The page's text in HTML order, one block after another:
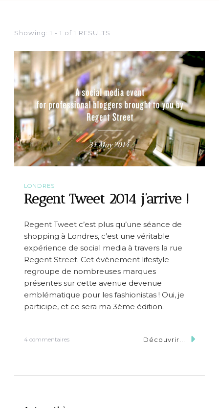
Showing: 1 - 1 of 1 RESULTS
LONDRES
Regent Tweet 2014 j’arrive !
Regent Tweet c’est plus qu’une séance de
shopping à Londres, c’est une véritable
expérience de social media à travers la rue
Regent Street. Cet évènement lifestyle
regroupe de nombreuses marques
présentes sur cette avenue devenue
emblématique pour les fashionistas ! Oui, je
participe, et ce sera ma 3ème édition.
4 commentairess
e
Découvrir...